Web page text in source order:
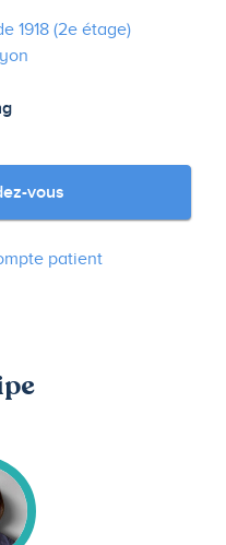
1918 (2e étage)
vous
patient